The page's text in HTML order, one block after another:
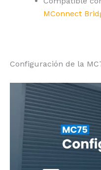
MConnect
Configuración de la